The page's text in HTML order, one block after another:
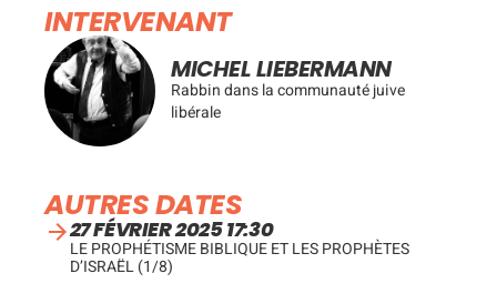
INTERVENANT
MICHEL LIEBERMANN
Rabbin dans la communauté juive
libérale
AUTRES DATES
27 FÉVRIER 2025 17:30
LE PROPHÉTISME BIBLIQUE ET LES PROPHÈTES
D’ISRAËL (1/8)